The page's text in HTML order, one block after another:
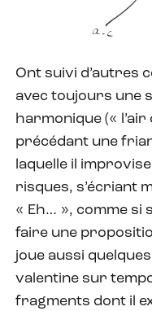
Ont suivi d’autres
avec toujours une
harmonique (« l’air
précédant une
laquelle il
risques, s’écriant
« Eh… », comme si
faire une
joue aussi
valentine sur
fragments dont il